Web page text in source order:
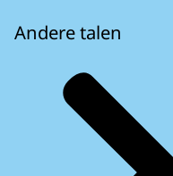
Andere talen